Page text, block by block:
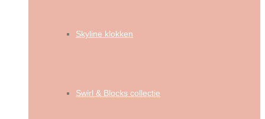
Skyline klokken
Swirl & Blocks collectie